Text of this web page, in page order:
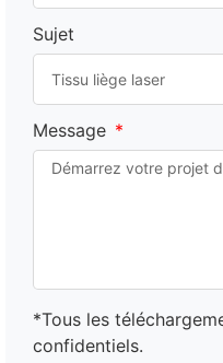
Sujet
Message
*Tous les
confidentiels.